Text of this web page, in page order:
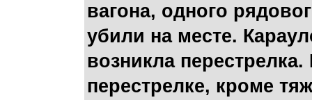
вагона, одного
убили на месте.
возникла
перестрелке, кроме